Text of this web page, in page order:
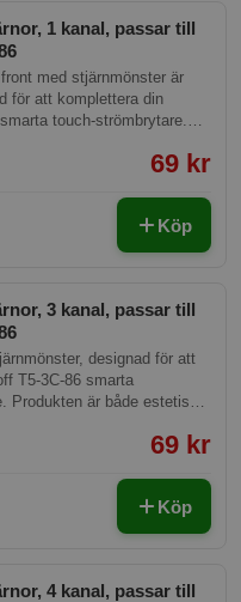
1 kanal, passar till
med stjärnmönster är
för att komplettera din
touch-strömbrytare.
både funktionalitet och
den till ett perfekt tillägg till
69 kr
Köp
3 kanal, passar till
designad för att
T5-3C-86 smarta
Produkten är både estetiskt
hem som använder69 kr
Köp
4 kanal, passar till